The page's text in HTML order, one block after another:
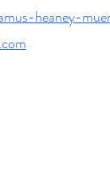
heaney-